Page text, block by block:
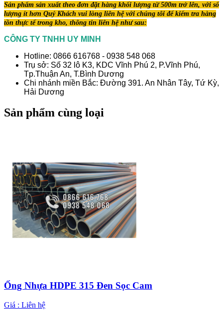
Sản phẩm sản xuất theo đơn đặt hàng khối lượng từ 500m trở lên, với số
lượng ít hơn Quý Khách vui lòng liên hệ với chúng tôi để kiểm tra hàng
tồn thực tế trong kho, thông tin liên hệ như sau:
CÔNG TY TNHH UY MINH
Hotline: 0866 616768 - 0938 548 068
Trụ sở: Số 32 lô K3, KDC Vĩnh Phú 2, P.Vĩnh Phú,
Tp.Thuận An, T.Bình Dương
Chi nhánh miền Bắc: Đường 391. An Nhân Tây, Tứ Kỳ,
Hải Dương
Sản phẩm cùng loại
Ống Nhựa HDPE 315 Đen Sọc Cam
Giá : Liên hệ